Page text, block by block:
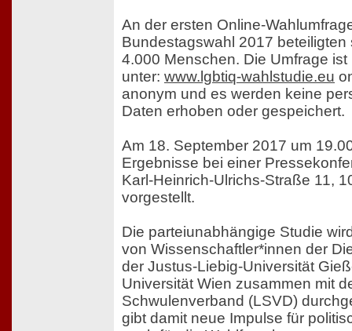
An der ersten Online-
Bundestagswahl 2017 beteiligten
4.000 Menschen. Die Umfrage
unter: www.lgbtiq-wahlstudie.eu
anonym und es werden keine
Daten erhoben oder gespeichert.
Am 18. September 2017 um
Ergebnisse bei einer
Karl-Heinrich-Ulrichs-Straße 11,
vorgestellt.
Die parteiunabhängige Studie
von Wissenschaftler*innen der
der Justus-Liebig-Universität
Universität Wien zusammen mit
Schwulenverband (LSVD)
gibt damit neue Impulse für